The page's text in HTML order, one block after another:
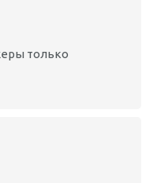
только